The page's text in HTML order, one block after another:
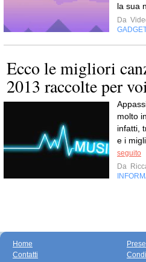
la sua
Da
Ecco le migliori
2013 raccolte per
molto
infatti,
e i
seguito
Da
Home
Contatti